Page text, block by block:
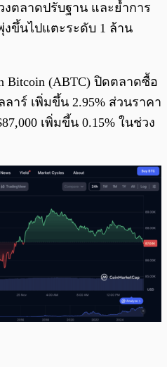
ตลาดปรับฐาน และย้ำการ
ขึ้นไปแตะระดับ 1 ล้าน
Bitcoin (ABTC) ปิดตลาดซื้อ
ลาร์ เพิ่มขึ้น 2.95% ส่วนราคา
เพิ่มขึ้น 0.15% ในช่วง